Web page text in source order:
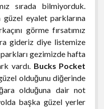
sırada bilmiyorduk.
eyalet parklarına
görme fırsatımız
gideriz diye listemize
parkları gezimizde hafta
vardı. Bucks Pocket
güzel olduğunu diğerinde
olduğuna dair not
başka güzel yerler